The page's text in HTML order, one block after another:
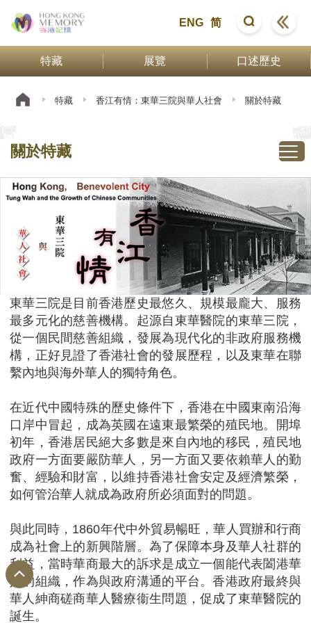
ENG 简
特藏 展覽 口述歷史
特藏 香江有情：東華三院與華人社會 關於特藏
關於特藏
東華三院是目前香港歷史最悠久、規模最龐大、服務
最多元化的慈善機構。起源自東華醫院的東華三院，
從一個民間慈善組織，發展為現代化的非政府服務機
構，正好見證了香港社會的發展歷程，以及東華在聯
繫內地與海外華人的獨特角色。
在近代中國特殊的歷史條件下，香港在中國東南沿海
口岸中冒起，成為英國在遠東最繁榮的殖民地。開埠
初年，香港居民絕大多數是來自內地的移民，殖民地
政府一方面要嚴防華人，另一方面又要依賴華人的勤
奮、經驗和財富，以維持香港社會安定及經濟繁榮，
如何管治華人就成為政府所必須面對的問題。
與此同時，1860年代中外貿易暢旺，華人買辦和行商
成為社會上的新興階層。為了保障本身及華人社群的
利益，當時華商最大的訴求是成立一個能代表闔港華
人的組織，作為與政府溝通的平台。香港政府最終與
華人紳商磋商華人醫療衞生問題，促成了東華醫院的
誕生。